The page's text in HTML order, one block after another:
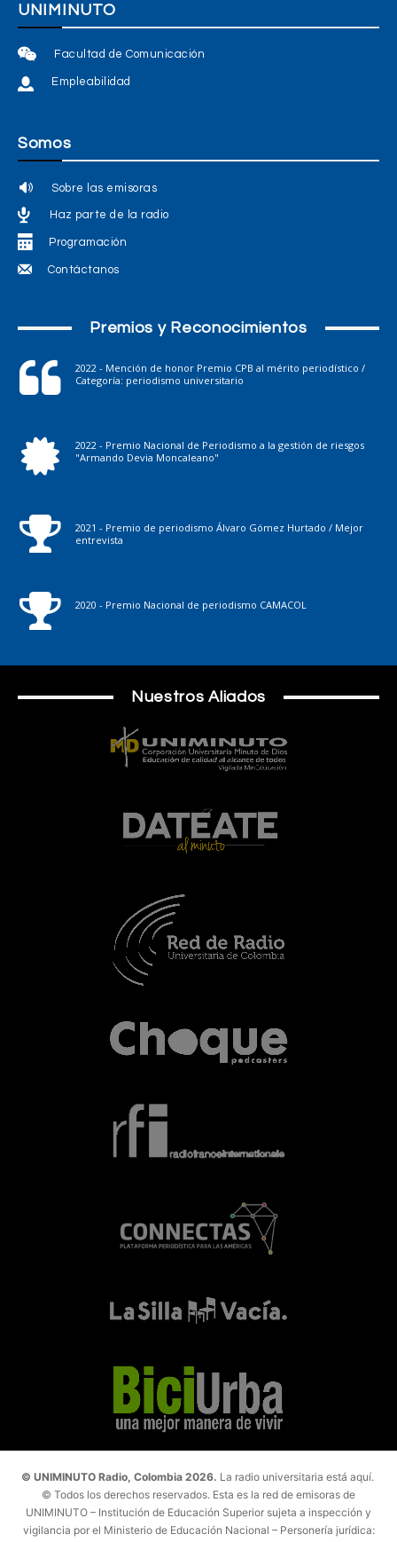
UNIMINUTO
Facultad de Comunicación
Empleabilidad
Somos
Sobre las emisoras
Haz parte de la radio
Programación
Contáctanos
Premios y Reconocimientos
2022 - Mención de honor Premio CPB al mérito periodístico /
Categoría: periodismo universitario
2022 - Premio Nacional de Periodismo a la gestión de riesgos
"Armando Devia Moncaleano"
2021 - Premio de periodismo Álvaro Gómez Hurtado / Mejor
entrevista
2020 - Premio Nacional de periodismo CAMACOL
Nuestros Aliados
© UNIMINUTO Radio, Colombia 2026. La radio universitaria está aquí.
© Todos los derechos reservados. Esta es la red de emisoras de
UNIMINUTO – Institución de Educación Superior sujeta a inspección y
vigilancia por el Ministerio de Educación Nacional – Personería jurídica: